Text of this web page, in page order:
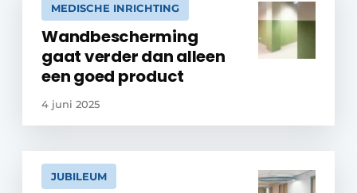
MEDISCHE INRICHTING
Wandbescherming
gaat verder dan alleen
een goed product
4 juni 2025
JUBILEUM